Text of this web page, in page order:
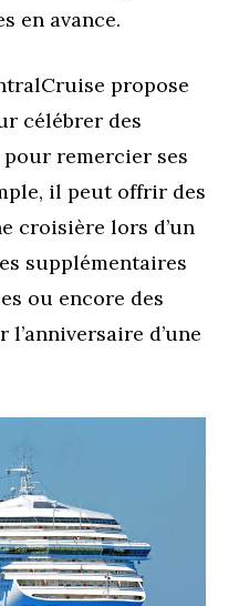
en avance.
propose
célébrer des
remercier ses
il peut offrir des
croisière lors d’un
supplémentaires
ou encore des
d’une